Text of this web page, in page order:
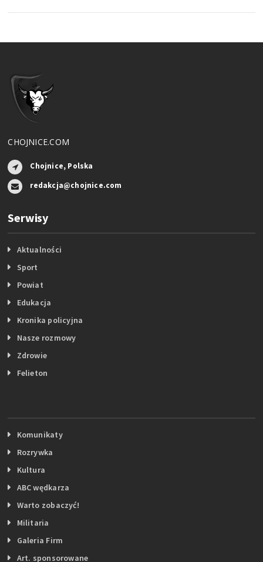
CHOJNICE.COM
Chojnice, Polska
redakcja@chojnice.com
Serwisy
Aktualności
Sport
Powiat
Edukacja
Kronika policyjna
Nasze rozmowy
Zdrowie
Felieton
Komunikaty
Rozrywka
Kultura
ABC wędkarza
Warto zobaczyć!
Militaria
Galeria Firm
Art. sponsorowane